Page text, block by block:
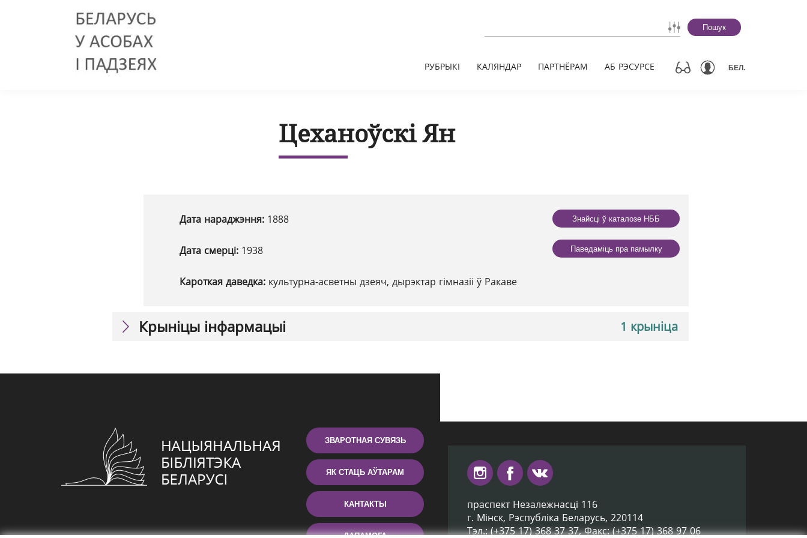
Пошук
РУБРЫКІ КАЛЯНДАР ПАРТНЁРАМ АБ РЭСУРСЕ БЕЛ.
Цеханоўскі Ян
Дата нараджэння: 1888
Дата смерці: 1938
Кароткая даведка: культурна-асветны дзеяч, дырэктар гімназіі ў Ракаве
Знайсці ў каталозе НББ
Паведаміць пра памылку
1 крыніца
Крыніцы інфармацыі
ЗВАРОТНАЯ СУВЯЗЬ
ЯК СТАЦЬ АЎТАРАМ
КАНТАКТЫ
ДАПАМОГА
праспект Незалежнасці 116
г. Мiнск, Рэспубліка Беларусь, 220114
Тэл.: (+375 17) 368 37 37, Факс: (+375 17) 368 97 06